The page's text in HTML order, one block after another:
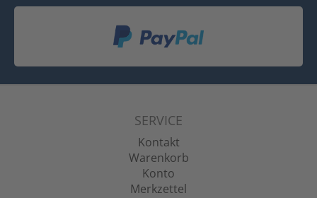
SERVICE
Kontakt
Warenkorb
Konto
Merkzettel